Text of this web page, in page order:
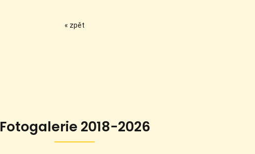
« zpět
Fotogalerie 2018-2026